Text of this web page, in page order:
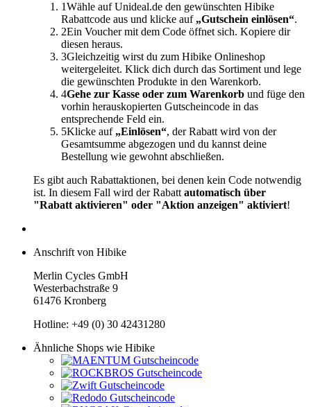
1Wähle auf Unideal.de den gewünschten Hibike
Rabattcode aus und klicke auf „Gutschein einlösen“.
2Ein Voucher mit dem Code öffnet sich. Kopiere dir
diesen heraus.
3Gleichzeitig wirst du zum Hibike Onlineshop
weitergeleitet. Klick dich durch das Sortiment und lege
die gewünschten Produkte in den Warenkorb.
4Gehe zur Kasse oder zum Warenkorb und füge den
vorhin herauskopierten Gutscheincode in das
entsprechende Feld ein.
5Klicke auf „Einlösen“, der Rabatt wird von der
Gesamtsumme abgezogen und du kannst deine
Bestellung wie gewohnt abschließen.
Es gibt auch Rabattaktionen, bei denen kein Code notwendig
ist. In diesem Fall wird der Rabatt automatisch über
"Rabatt aktivieren" oder "Aktion anzeigen" aktiviert!
Anschrift von Hibike
Merlin Cycles GmbH
Westerbachstraße 9
61476 Kronberg
Hotline: +49 (0) 30 42431280
Ähnliche Shops wie Hibike